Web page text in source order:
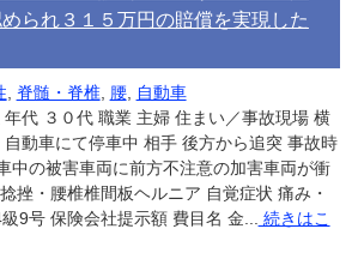
られ３１５万円の賠償を実現した
脊髄・脊椎, 腰,
自動車
代 ３０代 職業 主婦 住まい／事故現場 横
動車にて停車中 相手 後方から追突 事故時
中の被害車両に前方不注意の加害車両が衝
挫・腰椎椎間板ヘルニア 自覚症状 痛み・
9号 保険会社提示額 費目名 金...
続きはこ